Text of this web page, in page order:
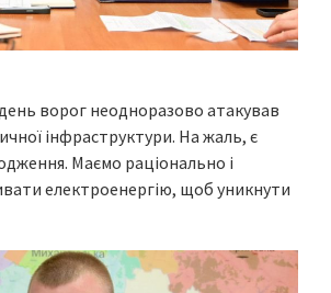
ворог неодноразово атакував
інфраструктури. На жаль, є
Маємо раціонально і
електроенергію, щоб уникнути